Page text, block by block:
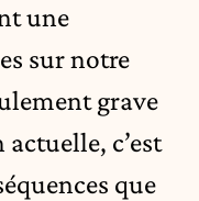
une
sur notre
grave
c’est
que